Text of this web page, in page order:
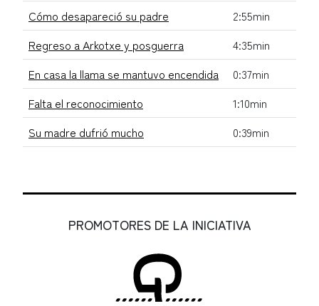
Cómo desapareció su padre
2:55min
Regreso a Arkotxe y posguerra
4:35min
En casa la llama se mantuvo encendida
0:37min
Falta el reconocimiento
1:10min
Su madre dufrió mucho
0:39min
PROMOTORES DE LA INICIATIVA